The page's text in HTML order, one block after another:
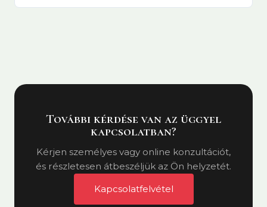
További kérdése van az üggyel
kapcsolatban?
Kérjen személyes vagy online konzultációt,
és részletesen átbeszéljük az Ön helyzetét.
Kapcsolatfelvétel